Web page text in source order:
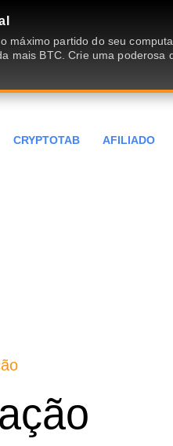
máximo partido do seu
mais BTC. Crie uma poderosa
CRYPTOTAB AFILIADO